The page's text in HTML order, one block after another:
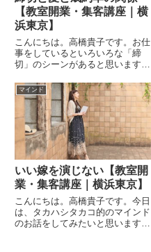
【教室開業・集客講座｜横
浜東京】
こんにちは。高橋貴子です。お仕
事をしているといろいろな「締
切」のシーンがあると思います。
上げる約束」をしたらあなたはい
つ提案書を提出するタイプの人で
すか？■締切には愛があり、愛が
あれば感情が動く？！締切と
愛？！...
マインド
いい嫁を演じない【教室開
業・集客講座｜横浜東京】
こんにちは。高橋貴子です。今日
は、タカハシタカコ的のマインド
のお話をしてみたいと思います。